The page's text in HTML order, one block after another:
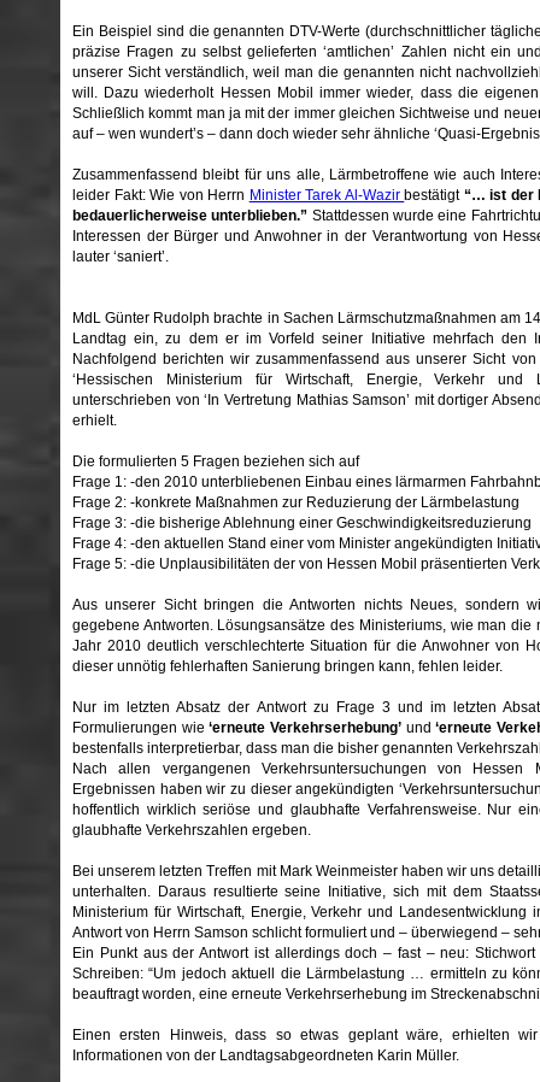
Ein Beispiel sind die genannten DTV-Werte (durchschnittlicher
präzise Fragen zu selbst gelieferten ‘amtlichen’ Zahlen nicht ein
unserer Sicht verständlich, weil man die genannten nicht
will. Dazu wiederholt Hessen Mobil immer wieder, dass die
Schließlich kommt man ja mit der immer gleichen Sichtweise und
auf – wen wundert’s – dann doch wieder sehr ähnliche ‘Quasi-
Zusammenfassend bleibt für uns alle, Lärmbetroffene wie auch
leider Fakt: Wie von Herrn Minister Tarek Al-Wazir bestätigt“… ist der
bedauerlicherweise unterblieben.” Stattdessen wurde eine
Interessen der Bürger und Anwohner in der Verantwortung von
lauter ‘saniert’.
MdL Günter Rudolph brachte in Sachen Lärmschutzmaßnahmen am
Landtag ein, zu dem er im Vorfeld seiner Initiative mehrfach den
Nachfolgend berichten wir zusammenfassend aus unserer Sicht
‘Hessischen Ministerium für Wirtschaft, Energie, Verkehr und
unterschrieben von ‘In Vertretung Mathias Samson’ mit dortiger
erhielt.
Die formulierten 5 Fragen beziehen sich auf
Frage 1: -den 2010 unterbliebenen Einbau eines lärmarmen
Frage 2: -konkrete Maßnahmen zur Reduzierung der Lärmbelastung
Frage 3: -die bisherige Ablehnung einer Geschwindigkeitsreduzierung
Frage 4: -den aktuellen Stand einer vom Minister angekündigten
Frage 5: -die Unplausibilitäten der von Hessen Mobil präsentierten
Aus unserer Sicht bringen die Antworten nichts Neues, sondern
gegebene Antworten. Lösungsansätze des Ministeriums, wie man
Jahr 2010 deutlich verschlechterte Situation für die Anwohner von
dieser unnötig fehlerhaften Sanierung bringen kann, fehlen leider.
Nur im letzten Absatz der Antwort zu Frage 3 und im letzten
Formulierungen wie‘erneute Verkehrserhebung’ und‘erneute
bestenfalls interpretierbar, dass man die bisher genannten
Nach allen vergangenen Verkehrsuntersuchungen von
Ergebnissen haben wir zu dieser angekündigten
hoffentlich wirklich seriöse und glaubhafte Verfahrensweise. Nur
glaubhafte Verkehrszahlen ergeben.
Bei unserem letzten Treffen mit Mark Weinmeister haben wir uns
unterhalten. Daraus resultierte seine Initiative, sich mit dem
Ministerium für Wirtschaft, Energie, Verkehr und
Antwort von Herrn Samson schlicht formuliert und – überwiegend –
Ein Punkt aus der Antwort ist allerdings doch – fast – neu: Stichwort
Schreiben: “Um jedoch aktuell die Lärmbelastung … ermitteln zu
beauftragt worden, eine erneute Verkehrserhebung im
Einen ersten Hinweis, dass so etwas geplant wäre, erhielten
Informationen von der Landtagsabgeordneten Karin Müller.